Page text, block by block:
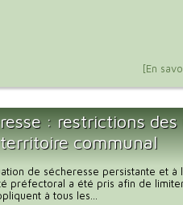
[En
: restrictions
communal
de sécheresse persistante et
préfectoral a été pris afin de
à tous les...